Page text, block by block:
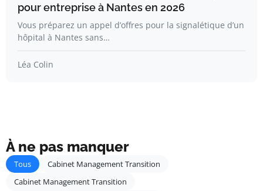
pour entreprise à Nantes en 2026
Vous préparez un appel d’offres pour la signalétique d’un
hôpital à Nantes sans…
Léa Colin
À ne pas manquer
Tous
Cabinet Management Transition
Cabinet Management Transition